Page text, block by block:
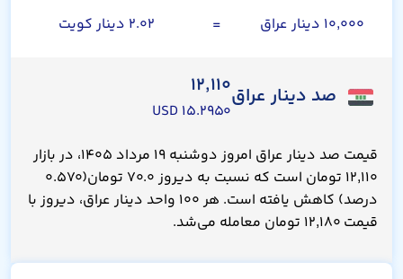
۱۰,۰۰۰ دینار عراق
= ۲.۰۲ دینار کویت
صد دینار عراق۱۲,۱۱۰
۱۵.۲۹۵۰ USD
قیمت صد دینار عراق امروز دوشنبه ۱۹ مرداد ۱۴۰۵، در بازار
۱۲,۱۱۰ تومان است که نسبت به دیروز ۷۰.۰ تومان(۰.۵۷۰
درصد) کاهش یافته است. هر ۱۰۰ واحد دینار عراق، دیروز با
قیمت ۱۲,۱۸۰ تومان معامله می‌شد.